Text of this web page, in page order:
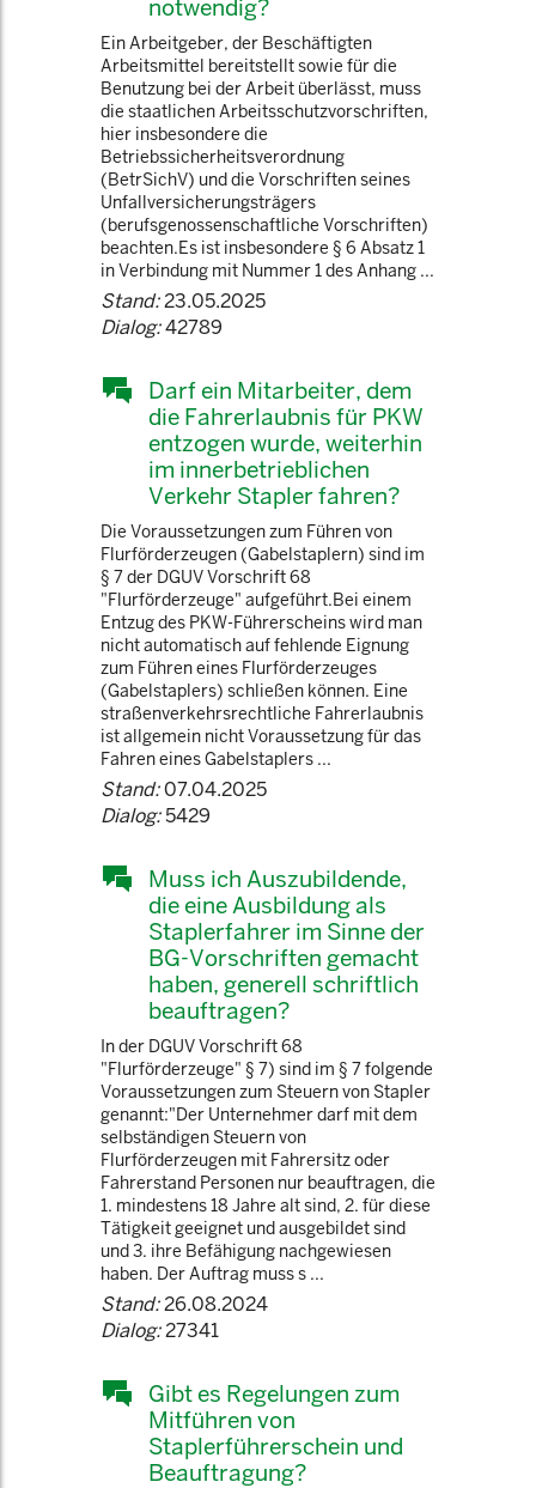
notwendig?
Ein Arbeitgeber, der Beschäftigten
Arbeitsmittel bereitstellt sowie für die
Benutzung bei der Arbeit überlässt, muss
die staatlichen Arbeitsschutzvorschriften,
hier insbesondere die
Betriebssicherheitsverordnung
(BetrSichV) und die Vorschriften seines
Unfallversicherungsträgers
(berufsgenossenschaftliche Vorschriften)
beachten.Es ist insbesondere § 6 Absatz 1
in Verbindung mit Nummer 1 des Anhang ...
Stand:23.05.2025
Dialog:42789
Darf ein Mitarbeiter, dem
die Fahrerlaubnis für PKW
entzogen wurde, weiterhin
im innerbetrieblichen
Verkehr Stapler fahren?
Die Voraussetzungen zum Führen von
Flurförderzeugen (Gabelstaplern) sind im
§ 7 der DGUV Vorschrift 68
"Flurförderzeuge" aufgeführt.Bei einem
Entzug des PKW-Führerscheins wird man
nicht automatisch auf fehlende Eignung
zum Führen eines Flurförderzeuges
(Gabelstaplers) schließen können. Eine
straßenverkehrsrechtliche Fahrerlaubnis
ist allgemein nicht Voraussetzung für das
Fahren eines Gabelstaplers ...
Stand:07.04.2025
Dialog:5429
Muss ich Auszubildende,
die eine Ausbildung als
Staplerfahrer im Sinne der
BG-Vorschriften gemacht
haben, generell schriftlich
beauftragen?
In der DGUV Vorschrift 68
"Flurförderzeuge" § 7) sind im § 7 folgende
Voraussetzungen zum Steuern von Stapler
genannt:"Der Unternehmer darf mit dem
selbständigen Steuern von
Flurförderzeugen mit Fahrersitz oder
Fahrerstand Personen nur beauftragen, die
1. mindestens 18 Jahre alt sind, 2. für diese
Tätigkeit geeignet und ausgebildet sind
und 3. ihre Befähigung nachgewiesen
haben. Der Auftrag muss s ...
Stand:26.08.2024
Dialog:27341
Gibt es Regelungen zum
Mitführen von
Staplerführerschein und
Beauftragung?